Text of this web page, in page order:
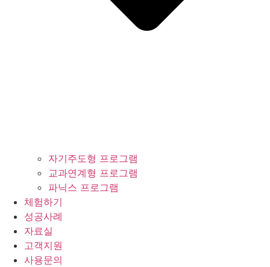
자기주도형 프로그램
교과연계형 프로그램
파닉스 프로그램
체험하기
성공사례
자료실
고객지원
사용문의